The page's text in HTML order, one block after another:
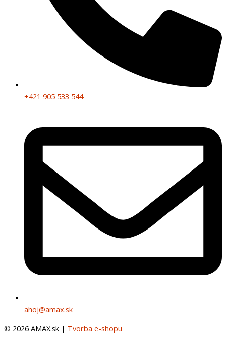
+421 905 533 544
ahoj@amax.sk
© 2026 AMAX.sk | Tvorba e-shopu